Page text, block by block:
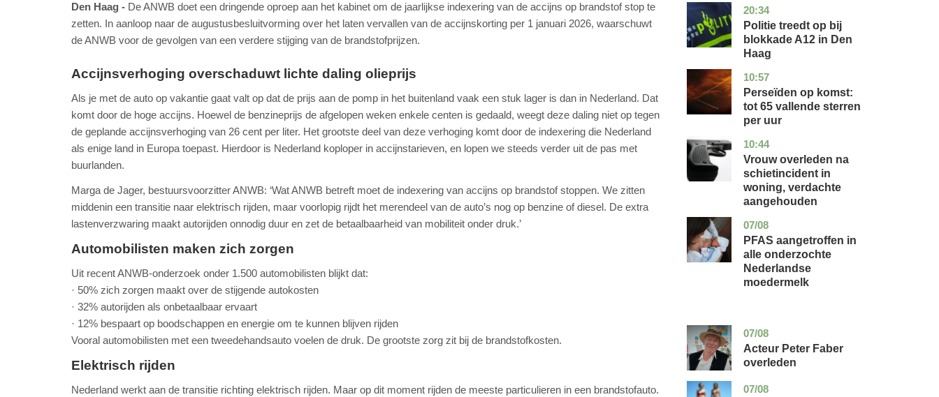
Den Haag
De ANWB doet een dringende oproep aan het kabinet om de jaarlijkse indexering van de accijns op brandstof stop te
zetten. In aanloop naar de augustusbesluitvorming over het laten vervallen van de accijnskorting per 1 januari 2026, waarschuwt
de ANWB voor de gevolgen van een verdere stijging van de brandstofprijzen.
Accijnsverhoging overschaduwt lichte daling olieprijs
Als je met de auto op vakantie gaat valt op dat de prijs aan de pomp in het buitenland vaak een stuk lager is dan in Nederland. Dat
komt door de hoge accijns. Hoewel de benzineprijs de afgelopen weken enkele centen is gedaald, weegt deze daling niet op tegen
de geplande accijnsverhoging van 26 cent per liter. Het grootste deel van deze verhoging komt door de indexering die Nederland
als enige land in Europa toepast. Hierdoor is Nederland koploper in accijnstarieven, en lopen we steeds verder uit de pas met
buurlanden.
Marga de Jager, bestuursvoorzitter ANWB: ‘Wat ANWB betreft moet de indexering van accijns op brandstof stoppen. We zitten
middenin een transitie naar elektrisch rijden, maar voorlopig rijdt het merendeel van de auto’s nog op benzine of diesel. De extra
lastenverzwaring maakt autorijden onnodig duur en zet de betaalbaarheid van mobiliteit onder druk.’
Automobilisten maken zich zorgen
Uit recent ANWB-onderzoek onder 1.500 automobilisten blijkt dat:
· 50% zich zorgen maakt over de stijgende autokosten
· 32% autorijden als onbetaalbaar ervaart
· 12% bespaart op boodschappen en energie om te kunnen blijven rijden
Vooral automobilisten met een tweedehandsauto voelen de druk. De grootste zorg zit bij de brandstofkosten.
Elektrisch rijden
Nederland werkt aan de transitie richting elektrisch rijden. Maar op dit moment rijden de meeste particulieren in een brandstofauto.
20:34
zuid-
holland
nieuws
Politie treedt op bij
blokkade A12 in Den
Haag
10:57
utrecht
nieuws
Perseïden op komst:
tot 65 vallende sterren
per uur
10:44
zuid-
holland
nieuws
Vrouw overleden na
schietincident in
woning, verdachte
aangehouden
07/08
utrecht
gezondheid
PFAS aangetroffen in
alle onderzochte
Nederlandse
moedermelk
07/08
noord-
holland
glossy
Acteur Peter Faber
overleden
07/08
utrecht
nieuws